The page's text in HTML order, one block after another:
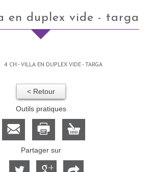
en duplex vide - targa
4 CH - VILLA EN DUPLEX VIDE - TARGA
< Retour
Outils pratiques
Partager sur